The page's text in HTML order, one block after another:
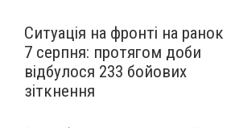
Ситуація на фронті на ранок
7 серпня: протягом доби
відбулося 233 бойових
зіткнення